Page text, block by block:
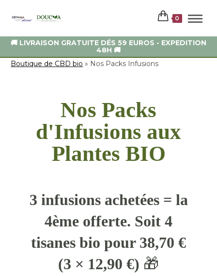
🚚 LIVRAISON GRATUITE DÉS 59 EUROS - EXPEDITION
48H 🚚
0
Boutique de CBD bio » Nos Packs Infusions
Nos Packs
d'Infusions aux
Plantes BIO
3 infusions achetées = la
4ème offerte. Soit 4
tisanes bio pour 38,70 €
(3 × 12,90 €) 🎁